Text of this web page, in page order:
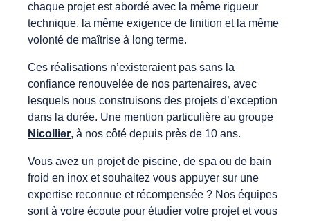
chaque projet est abordé avec la même rigueur
technique, la même exigence de finition et la même
volonté de maîtrise à long terme.
Ces réalisations n’existeraient pas sans la
confiance renouvelée de nos partenaires, avec
lesquels nous construisons des projets d’exception
dans la durée. Une mention particulière au groupe
Nicollier, à nos côté depuis près de 10 ans.
Vous avez un projet de piscine, de spa ou de bain
froid en inox et souhaitez vous appuyer sur une
expertise reconnue et récompensée ? Nos équipes
sont à votre écoute pour étudier votre projet et vous